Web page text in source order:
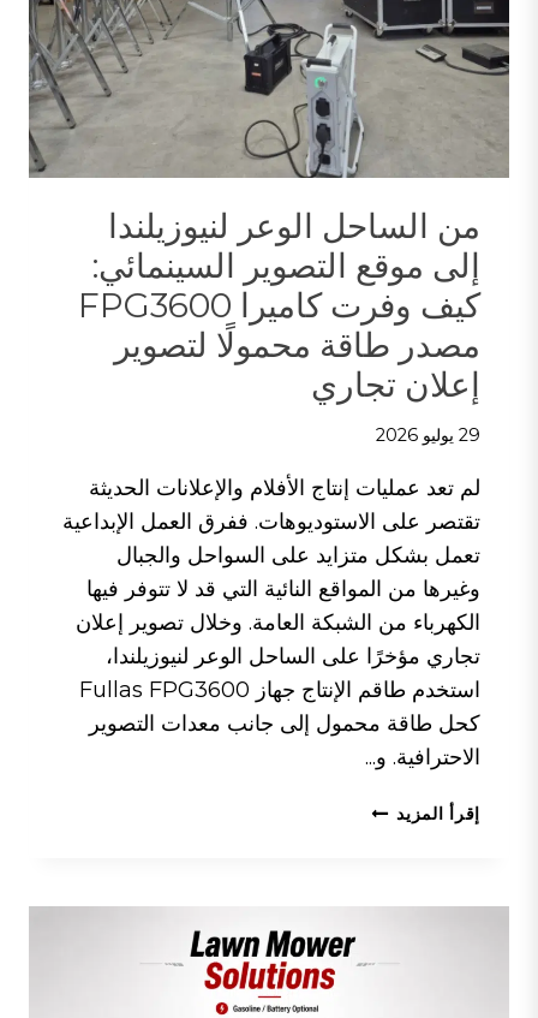
في
تحسين
كفاءة
صيانة
الحديقة؟
من الساحل الوعر لنيوزيلندا
إلى موقع التصوير السينمائي:
كيف وفرت كاميرا FPG3600
مصدر طاقة محمولًا لتصوير
إعلان تجاري
29 يوليو 2026
لم تعد عمليات إنتاج الأفلام والإعلانات الحديثة
تقتصر على الاستوديوهات. ففرق العمل الإبداعية
تعمل بشكل متزايد على السواحل والجبال
وغيرها من المواقع النائية التي قد لا تتوفر فيها
الكهرباء من الشبكة العامة. وخلال تصوير إعلان
تجاري مؤخرًا على الساحل الوعر لنيوزيلندا،
استخدم طاقم الإنتاج جهاز Fullas FPG3600
كحل طاقة محمول إلى جانب معدات التصوير
الاحترافية. و...
إقرأ المزيد من
التصوير
السينمائي: